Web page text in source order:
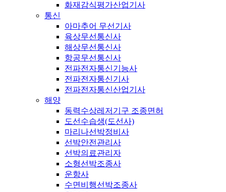
화재감식평가산업기사
통신
아마추어 무선기사
육상무선통신사
해상무선통신사
항공무선통신사
전파전자통신기능사
전파전자통신기사
전파전자통신산업기사
해양
동력수상레저기구 조종면허
도선수습생(도선사)
마리나선박정비사
선박안전관리사
선박의료관리자
소형선박조종사
운항사
수면비행선박조종사